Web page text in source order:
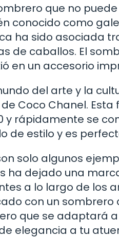
que no
conocido como
ha sido asociada
de caballos. El
en un accesorio
del arte y la
Coco Chanel.
y rápidamente se
de estilo y es
solo algunos
ha dejado una
a lo largo de los
con un
que se adaptará a
elegancia a tu